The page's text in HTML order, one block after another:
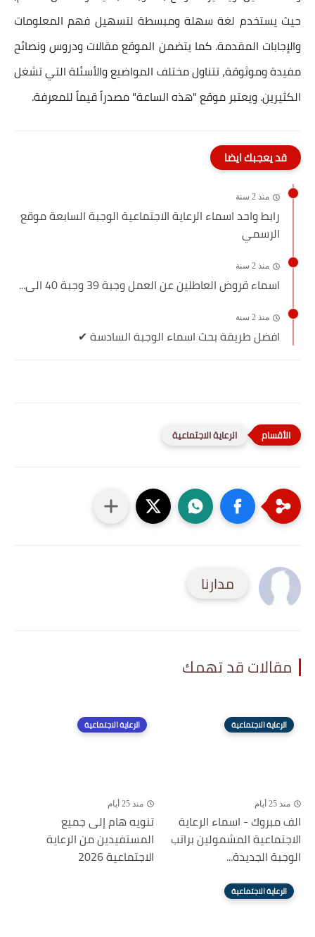
حيث يستخدم لغة سهلة ومبسطة لتسهيل فهم المعلومات
والإجابات المقدمة. كما يتضمن الموقع مقالات ودروس ونصائح
مفيدة وموثوقة، تتناول مختلف المواضيع والأسئلة التي تشغل
الكثيرين. ويعتبر موقع "هذه الساعة" مصدراً قيماً للمعرفة.
قد يعجبك ايضا
منذ 2 سنة
رابط واحد اسماء الرعاية الاجتماعية الوجبة السابعة موقع
الرسمي
منذ 2 سنة
اسماء قروض العاطلين عن العمل وجبة 39 وجبة 40 الى...
منذ 2 سنة
افضل طريقة بحث اسماء الوجبة السادسة ✔︎
الرعاية الاجتماعية
مدارنا
مقالات قد تهمك
الرعاية الاجتماعية
منذ 25 أيام
الف مبروك - اسماء الرعاية
الاجتماعية المشمولين براتب
الوجبة الجديدة...
الرعاية الاجتماعية
منذ 25 أيام
تنويه هام إلى جميع
المستفيدين من الرعاية
الاجتماعية 2026
الرعاية الاجتماعية